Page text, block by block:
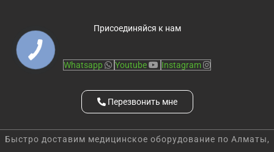
Присоединяйся к нам
Whatsapp Youtube Instagram
Перезвонить мне
Быстро доставим медицинское оборудование по Алматы,